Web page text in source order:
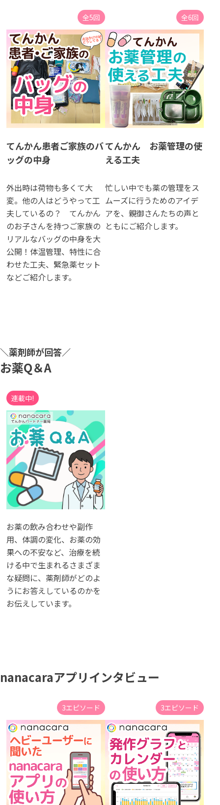
全5回
てんかん患者ご家族のバ
ッグの中身
外出時は荷物も多くて大
変。他の人はどうやって工
夫しているの？ てんかん
のお子さんを持つご家族の
リアルなバッグの中身を大
公開！体温管理、特性に合
わせた工夫、緊急薬セット
などご紹介します。
全6回
てんかん お薬管理の使
える工夫
忙しい中でも薬の管理をス
ムーズに行うためのアイデ
アを、親御さんたちの声と
ともにご紹介します。
＼薬剤師が回答／
お薬Q＆A
連載中!
お薬の飲み合わせや副作
用、体調の変化、お薬の効
果への不安など、治療を続
ける中で生まれるさまざま
な疑問に、薬剤師がどのよ
うにお答えしているのかを
お伝えしています。
nanacaraアプリインタビュー
3エピソード 3エピソード